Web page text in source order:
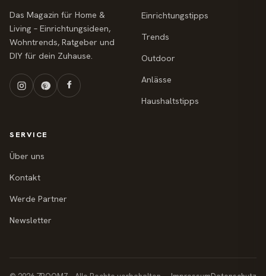
Das Magazin für Home &
Living – Einrichtungsideen,
Wohntrends, Ratgeber und
DIY für dein Zuhause.
Einrichtungstipps
Trends
Outdoor
Anlässe
Haushaltstipps
SERVICE
Über uns
Kontakt
Werde Partner
Newsletter